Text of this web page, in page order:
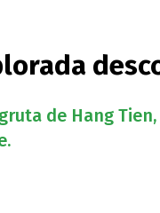
de Hang